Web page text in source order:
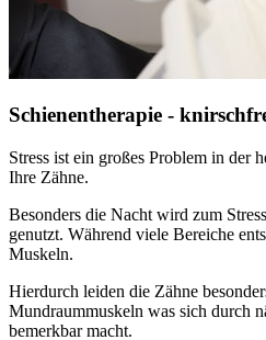
Schienentherapie -
Stress ist ein großes Problem in der
Ihre Zähne.
Besonders die Nacht wird zum
genutzt. Während viele Bereiche
Muskeln.
Hierdurch leiden die Zähne
Mundraummuskeln was sich durch
bemerkbar macht.